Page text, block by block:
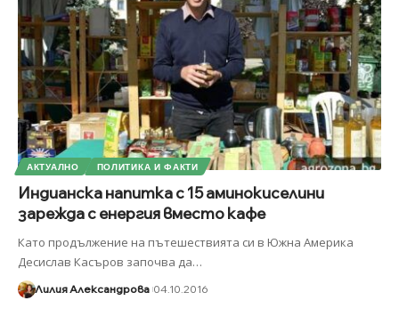
АКТУАЛНО ПОЛИТИКА И ФАКТИ
Индианска напитка с 15 аминокиселини
зарежда с енергия вместо кафе
Като продължение на пътешествията си в Южна Америка
Десислав Касъров започва да…
Лилия Александрова 04.10.2016